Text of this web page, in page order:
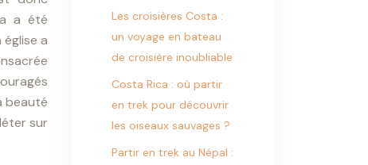
a été
a
beauté
sur
Les croisières Costa :
un voyage en bateau
de croisière inoubliable
Costa Rica : où partir
en trek pour découvrir
les oiseaux sauvages ?
Partir en trek au Népal :